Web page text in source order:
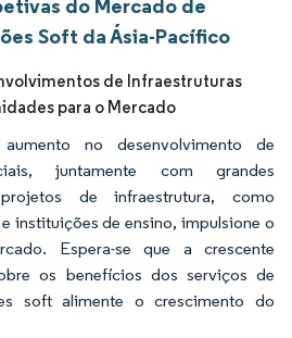
do Mercado de
Soft da Ásia-Pacífico
de Infraestruturas
para o Mercado
no desenvolvimento de
juntamente com grandes
de infraestrutura, como
instituições de ensino, impulsione o
Espera-se que a crescente
os benefícios dos serviços de
soft alimente o crescimento do